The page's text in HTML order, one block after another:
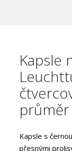
Kapsle
Kapsle s
přesnými